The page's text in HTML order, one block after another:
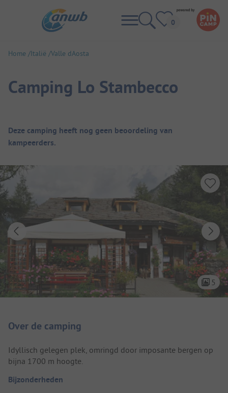
Home Italië Valle dAosta
Camping Lo Stambecco
Camping overzicht
Deze camping heeft nog geen beoordeling van
kampeerders.
5
Over de camping
Idyllisch gelegen plek, omringd door imposante bergen op
bijna 1700 m hoogte.
Bijzonderheden